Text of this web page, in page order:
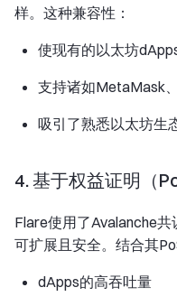
样。这种兼容性：
使现有的以太坊
支持诸如MetaMask
吸引了熟悉以太坊生
4. 基于权益证明（
Flare使用了Avalanche共
可扩展且安全。结合其
dApps的高吞吐量